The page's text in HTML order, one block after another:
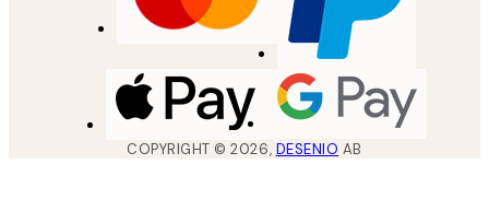
COPYRIGHT ©2026, DESENIO AB